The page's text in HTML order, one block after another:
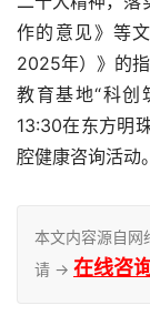
作的意见》等
2025年）》的
教育基地“科
13:30在东方明
腔健康咨询活动。
本文内容源自网
请 → 在线咨